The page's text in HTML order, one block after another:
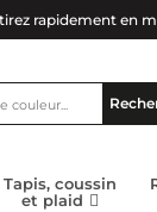
rapidement en
Tapis, coussin
et plaid